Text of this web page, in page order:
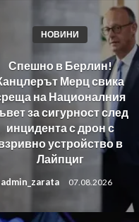
НОВИНИ
Спешно в Берлин!
Мерц свика
на Националния
за сигурност след
инцидента с дрон с
устройство в
Лайпциг
admin_zarata 07.08.2026